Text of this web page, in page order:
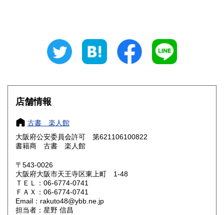
600円 三重県
大阪府
奈良県
鳥取県 600円 島根県
岡山県
山口県 600円
香川県 600円
店舗情報
古書 楽人館
大阪府公安委員会許可 第621106100822
書籍商 古書 楽人館
〒543-0026
大阪府大阪市天王寺区東上町 1-48
ＴＥＬ：06-6774-0741
ＦＡＸ：06-6774-0741
Email：rakuto48@ybb.ne.jp
担当者：星野 信昌